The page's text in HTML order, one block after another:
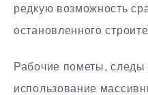
редкую возможность
остановленного
Рабочие пометы, следы
использование